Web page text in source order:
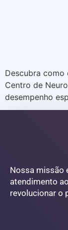
Descubra
Centro de
desempenho
Nossa missão
atendimento
revolucionar o